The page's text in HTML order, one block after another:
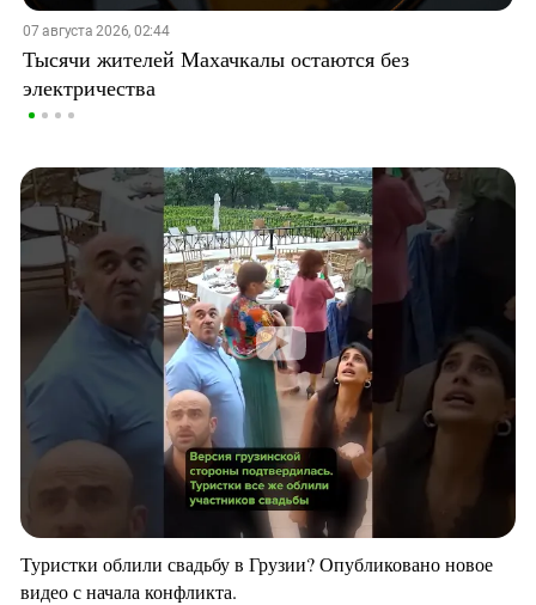
07 августа 2026, 02:44
Тысячи жителей Махачкалы остаются без
электричества
Туристки облили свадьбу в Грузии? Опубликовано новое
видео с начала конфликта.